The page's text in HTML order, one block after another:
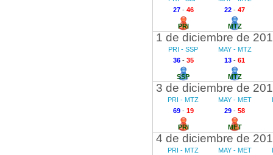
27- 46
PRI
22 - 47
MTZ
1 de diciembre de
PRI - SSP
36- 35
SSP
MAY - MTZ
13 - 61
MTZ
3 de diciembre de
PRI - MTZ
69- 19
PRI
MAY - MET
29 - 58
MET
4 de diciembre de
PRI - MTZ
MAY - MET